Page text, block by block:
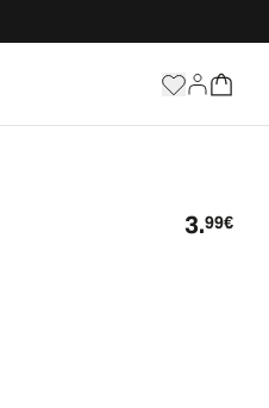
3.99€